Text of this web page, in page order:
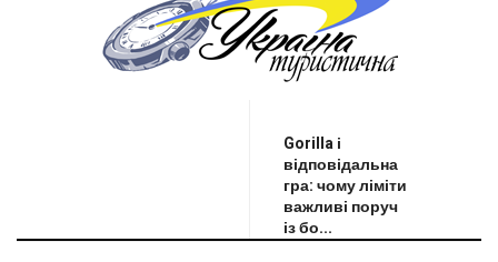
Gorilla і
відповідальна
гра: чому ліміти
важливі поруч
із бо...